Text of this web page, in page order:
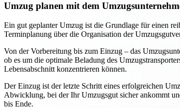
Umzug planen mit dem
Ein gut geplanter Umzug ist die Grundlage für einen
Terminplanung über die Organisation der
Von der Vorbereitung bis zum Einzug – das
ob es um die optimale Beladung des
Lebensabschnitt konzentrieren können.
Der Einzug ist der letzte Schritt eines erfolgreichen
Abwicklung, bei der Ihr Umzugsgut sicher ankommt
bis Ende.